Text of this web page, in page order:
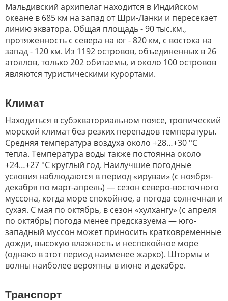
Мальдивский архипелаг находится в Индийском
океане в 685 км на запад от Шри-Ланки и пересекает
линию экватора. Общая площадь - 90 тыс.км.,
протяженность с севера на юг - 820 км, с востока на
запад - 120 км. Из 1192 островов, объединенных в 26
атоллов, только 202 обитаемы, и около 100 островов
являются туристическими курортами.
Климат
Находиться в субэкваториальном поясе, тропический
морской климат без резких перепадов температуры.
Средняя температура воздуха около +28…+30 °С
тепла. Температура воды также постоянна около
+24…+27 °С круглый год. Наилучшие погодные
условия наблюдаются в период «ируваи» (с ноября-
декабря по март-апрель) — сезон северо-восточного
муссона, когда море спокойное, а погода солнечная и
сухая. С мая по октябрь, в сезон «хулхангу» (с апреля
по октябрь) погода менее предсказуема — юго-
западный муссон может приносить кратковременные
дожди, высокую влажность и неспокойное море
(однако в этот период наименее жарко). Штормы и
волны наиболее вероятны в июне и декабре.
Транспорт